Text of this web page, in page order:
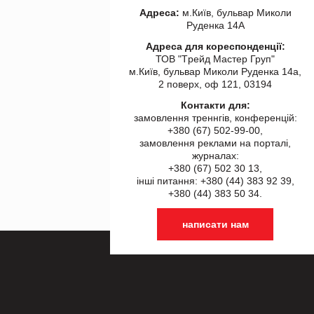
Адреса: м.Київ, бульвар Миколи
Руденка 14А
Адреса для кореспонденції:
ТОВ "Tрейд Мастер Груп"
м.Київ, бульвар Миколи Руденка 14а,
2 поверх, оф 121, 03194
Контакти для:
замовлення треннгів, конференцій:
+380 (67) 502-99-00,
замовлення реклами на порталі,
журналах:
+380 (67) 502 30 13,
інші питання: +380 (44) 383 92 39,
+380 (44) 383 50 34.
написати нам